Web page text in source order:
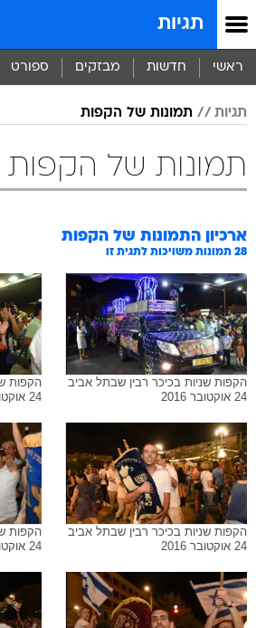
תגיות
ראשי חדשות מבזקים ספורט
תגיות תמונות של הקפות
תמונות של הקפות
ארכיון התמונות של הקפות
28 תמונות משויכות לתגית זו
הקפות שניות בכיכר רבין שבתל אביב
24 אוקטובר 2016
הקפות
24 אוקטובר 2016
הקפות שניות בכיכר רבין שבתל אביב
24 אוקטובר 2016
הקפות
24 אוקטובר 2016